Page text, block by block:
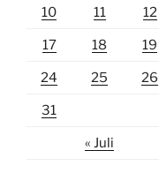
10 11 12
17 18 19
24 25 26
31
« Juli